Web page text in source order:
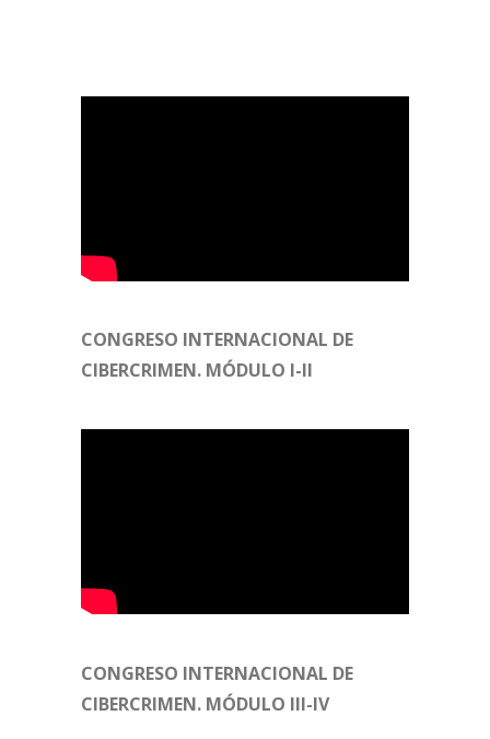
CONGRESO INTERNACIONAL DE
CIBERCRIMEN. MÓDULO I-II
CONGRESO INTERNACIONAL DE
CIBERCRIMEN. MÓDULO III-IV